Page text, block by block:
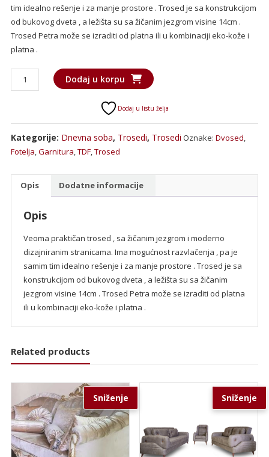
tim idealno rešenje i za manje prostore . Trosed je sa konstrukcijom
od bukovog dveta , a ležišta su sa žičanim jezgrom visine 14cm .
Trosed Petra može se izraditi od platna ili u kombinaciji eko-kože i
platna .
Petra
Dodaj u korpu
Dodaj u listu želja
Kategorije: Dnevna soba, Trosedi, Trosedi Oznake: Dvosed
Fotelja Garnitura TDF, Trosed
Opis Dodatne informacije
Opis
Veoma praktičan trosed , sa žičanim jezgrom i moderno
dizajniranim stranicama. Ima mogućnost razvlačenja , pa je
samim tim idealno rešenje i za manje prostore . Trosed je sa
konstrukcijom od bukovog dveta , a ležišta su sa žičanim
jezgrom visine 14cm . Trosed Petra može se izraditi od platna
ili u kombinaciji eko-kože i platna .
Related products
Sniženje Sniženje